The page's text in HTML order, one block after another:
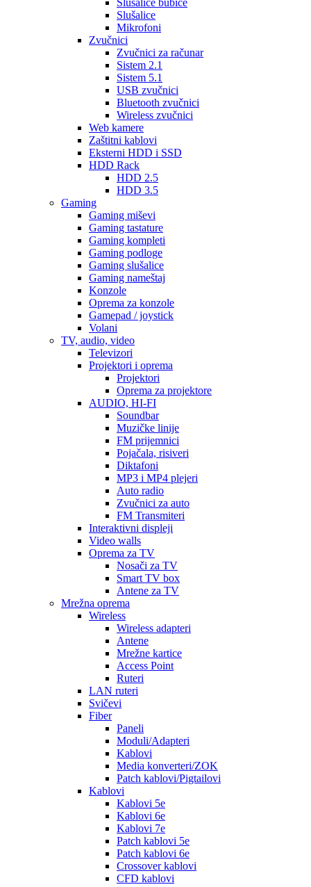
Slušalice
Mikrofoni
Zvučnici
Zvučnici za računar
Sistem 2.1
Sistem 5.1
USB zvučnici
Bluetooth zvučnici
Wireless zvučnici
Web kamere
Zaštitni kablovi
Eksterni HDD i SSD
HDD Rack
HDD 2.5
HDD 3.5
Gaming
Gaming miševi
Gaming tastature
Gaming kompleti
Gaming podloge
Gaming slušalice
Gaming nameštaj
Konzole
Oprema za konzole
Gamepad / joystick
Volani
TV, audio, video
Televizori
Projektori i oprema
Projektori
Oprema za projektore
AUDIO, HI-FI
Soundbar
Muzičke linije
FM prijemnici
Pojačala, risiveri
Diktafoni
MP3 i MP4 plejeri
Auto radio
Zvučnici za auto
FM Transmiteri
Interaktivni displeji
Video walls
Oprema za TV
Nosači za TV
Smart TV box
Antene za TV
Mrežna oprema
Wireless
Wireless adapteri
Antene
Mrežne kartice
Access Point
Ruteri
LAN ruteri
Svičevi
Fiber
Paneli
Moduli/Adapteri
Kablovi
Media konverteri/ZOK
Patch kablovi/Pigtailovi
Kablovi
Kablovi 5e
Kablovi 6e
Kablovi 7e
Patch kablovi 5e
Patch kablovi 6e
Crossover kablovi
CFD kablovi